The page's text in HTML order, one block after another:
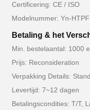
Certificering: CE / ISO
Modelnummer: Yn-HTPF
Betaling & het
Min. bestelaantal: 1000
Prijs: Reconsideration
Verpakking Details:
Levertijd: 7~12 dagen
Betalingscondities: T/T,